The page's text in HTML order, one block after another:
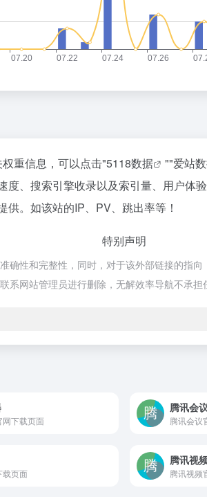
重信息，可以点击"5118数据 ""爱站
、搜索引擎收录以及索引量、用户体
。如该站的IP、PV、跳出率等！
特别声明
确性和完整性，同时，对于该外部链接的指
网站管理员进行删除，无解效率导航不承担
下载页面
腾讯会议
腾讯会议
载页面
腾讯视
腾讯视频